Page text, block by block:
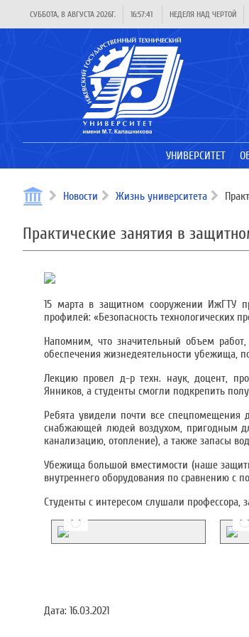
СУББОТА, 8 АВГУСТА 2026Г. 16:57:41 НЕДЕЛЯ НАД ЧЕРТОЙ
УНИВЕРСИТЕТ
Новости Жизнь университета
Практические занятия в
15 марта в защитном сооружении ИжГТУ
профилей: «Безопасность технологических
Напомним, что значительный объем
обеспечения жизнедеятельности убежища,
Лекцию провел д-р техн. наук, доцент,
Янников, а студенты смогли подкрепить
Ребята увидели почти все спецпомещения
снабжающей людей воздухом, пригодным
канализацию, отопление), а также запасы
Убежища большой вместимости (наше
внутреннего оборудования по сравнению с
Студенты с интересом слушали профессора,
Дата: 16.03.2021